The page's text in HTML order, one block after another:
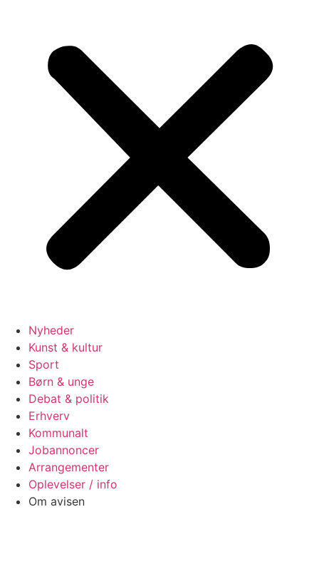
Nyheder
Kunst & kultur
Sport
Børn & unge
Debat & politik
Erhverv
Kommunalt
Jobannoncer
Arrangementer
Oplevelser / info
Om avisen